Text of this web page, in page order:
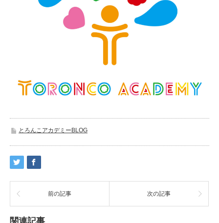
とろんこアカデミーBLOG
前の記事 次の記事
関連記事